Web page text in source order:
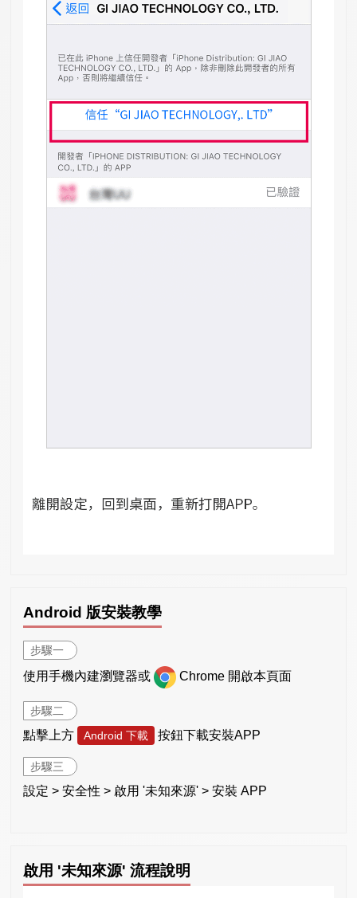
Android 版安裝教學
步驟一
使用手機內建瀏覽器或 Chrome 開啟本頁面
步驟二
點擊上方 Android 下載 按鈕下載安裝APP
步驟三
設定 > 安全性 > 啟用 '未知來源' > 安裝 APP
啟用 '未知來源' 流程說明